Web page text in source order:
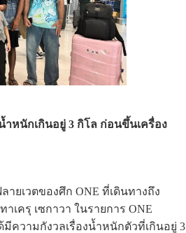
หนักเกินอยู่ 3 กิโล ก่อนขึ้นเครื่อง
ยเวตของศึก ONE ที่เดินทางถึง
เครุ เซกาวา ในรายการ ONE
ความกังวลเรื่องน้ำหนักตัวที่เกินอยู่ 3